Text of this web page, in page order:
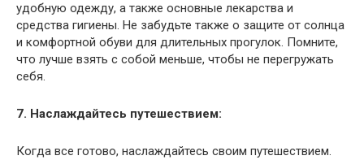
удобную одежду, а также основные лекарства и
средства гигиены. Не забудьте также о защите от солнца
и комфортной обуви для длительных прогулок. Помните,
что лучше взять с собой меньше, чтобы не перегружать
себя.
7. Наслаждайтесь путешествием:
Когда все готово, наслаждайтесь своим путешествием.